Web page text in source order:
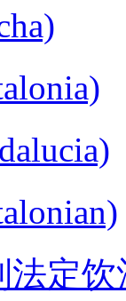
法定